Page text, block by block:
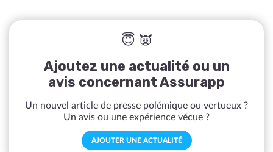
😇 👿
Ajoutez une actualité ou un
avis concernant Assurapp
Un nouvel article de presse polémique ou vertueux ?
Un avis ou une expérience vécue ?
AJOUTER UNE ACTUALITÉ